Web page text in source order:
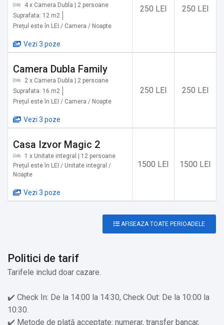
Servicii suplimentare incluse in pret:
✔️ Etaje superioare accesibile doar pe scări
✔️ Ciubăr și saună (Cost suplimentar)
4 x Camera Dubla | 2 persoane
Suprafata: 12 m2
Prețul este în LEI / Camera / Noapte
Vezi 3 poze
250 LEI 250 LEI
Camera Dubla Family
2 x Camera Dubla | 2 persoane
Suprafata: 16 m2
Prețul este în LEI / Camera / Noapte
Vezi 3 poze
250 LEI 250 LEI
Casa Izvor Magic 2
1 x Unitate integral | 12 persoane
Prețul este în LEI / Unitate integral /
Noapte
Vezi 3 poze
1500 LEI 1500 LEI
AFISEAZA TOATE PERIOADELE
Politici de tarif
Tarifele includ doar cazare.
✔️ Check In: De la 14:00 la 14:30, Check Out: De la 10:00 la
10:30.
✔️ Metode de plată acceptate: numerar, transfer bancar,